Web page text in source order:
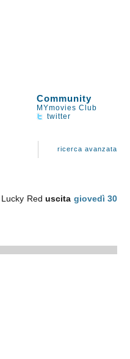
Community
MYmovies Club
twitter
ricerca avanzata
Reduscita giovedì 30